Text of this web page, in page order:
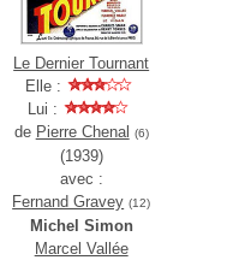
Le Dernier Tournant
Elle :
Lui :
de Pierre Chenal (6)
(1939)
avec :
Fernand Gravey (12)
Michel Simon
Marcel Vallée